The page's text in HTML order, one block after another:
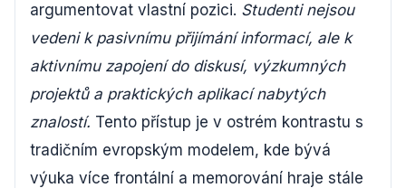
argumentovat vlastní pozici. Studenti nejsou
vedeni k pasivnímu přijímání informací, ale k
aktivnímu zapojení do diskusí, výzkumných
projektů a praktických aplikací nabytých
znalostí. Tento přístup je v ostrém kontrastu s
tradičním evropským modelem, kde bývá
výuka více frontální a memorování hraje stále